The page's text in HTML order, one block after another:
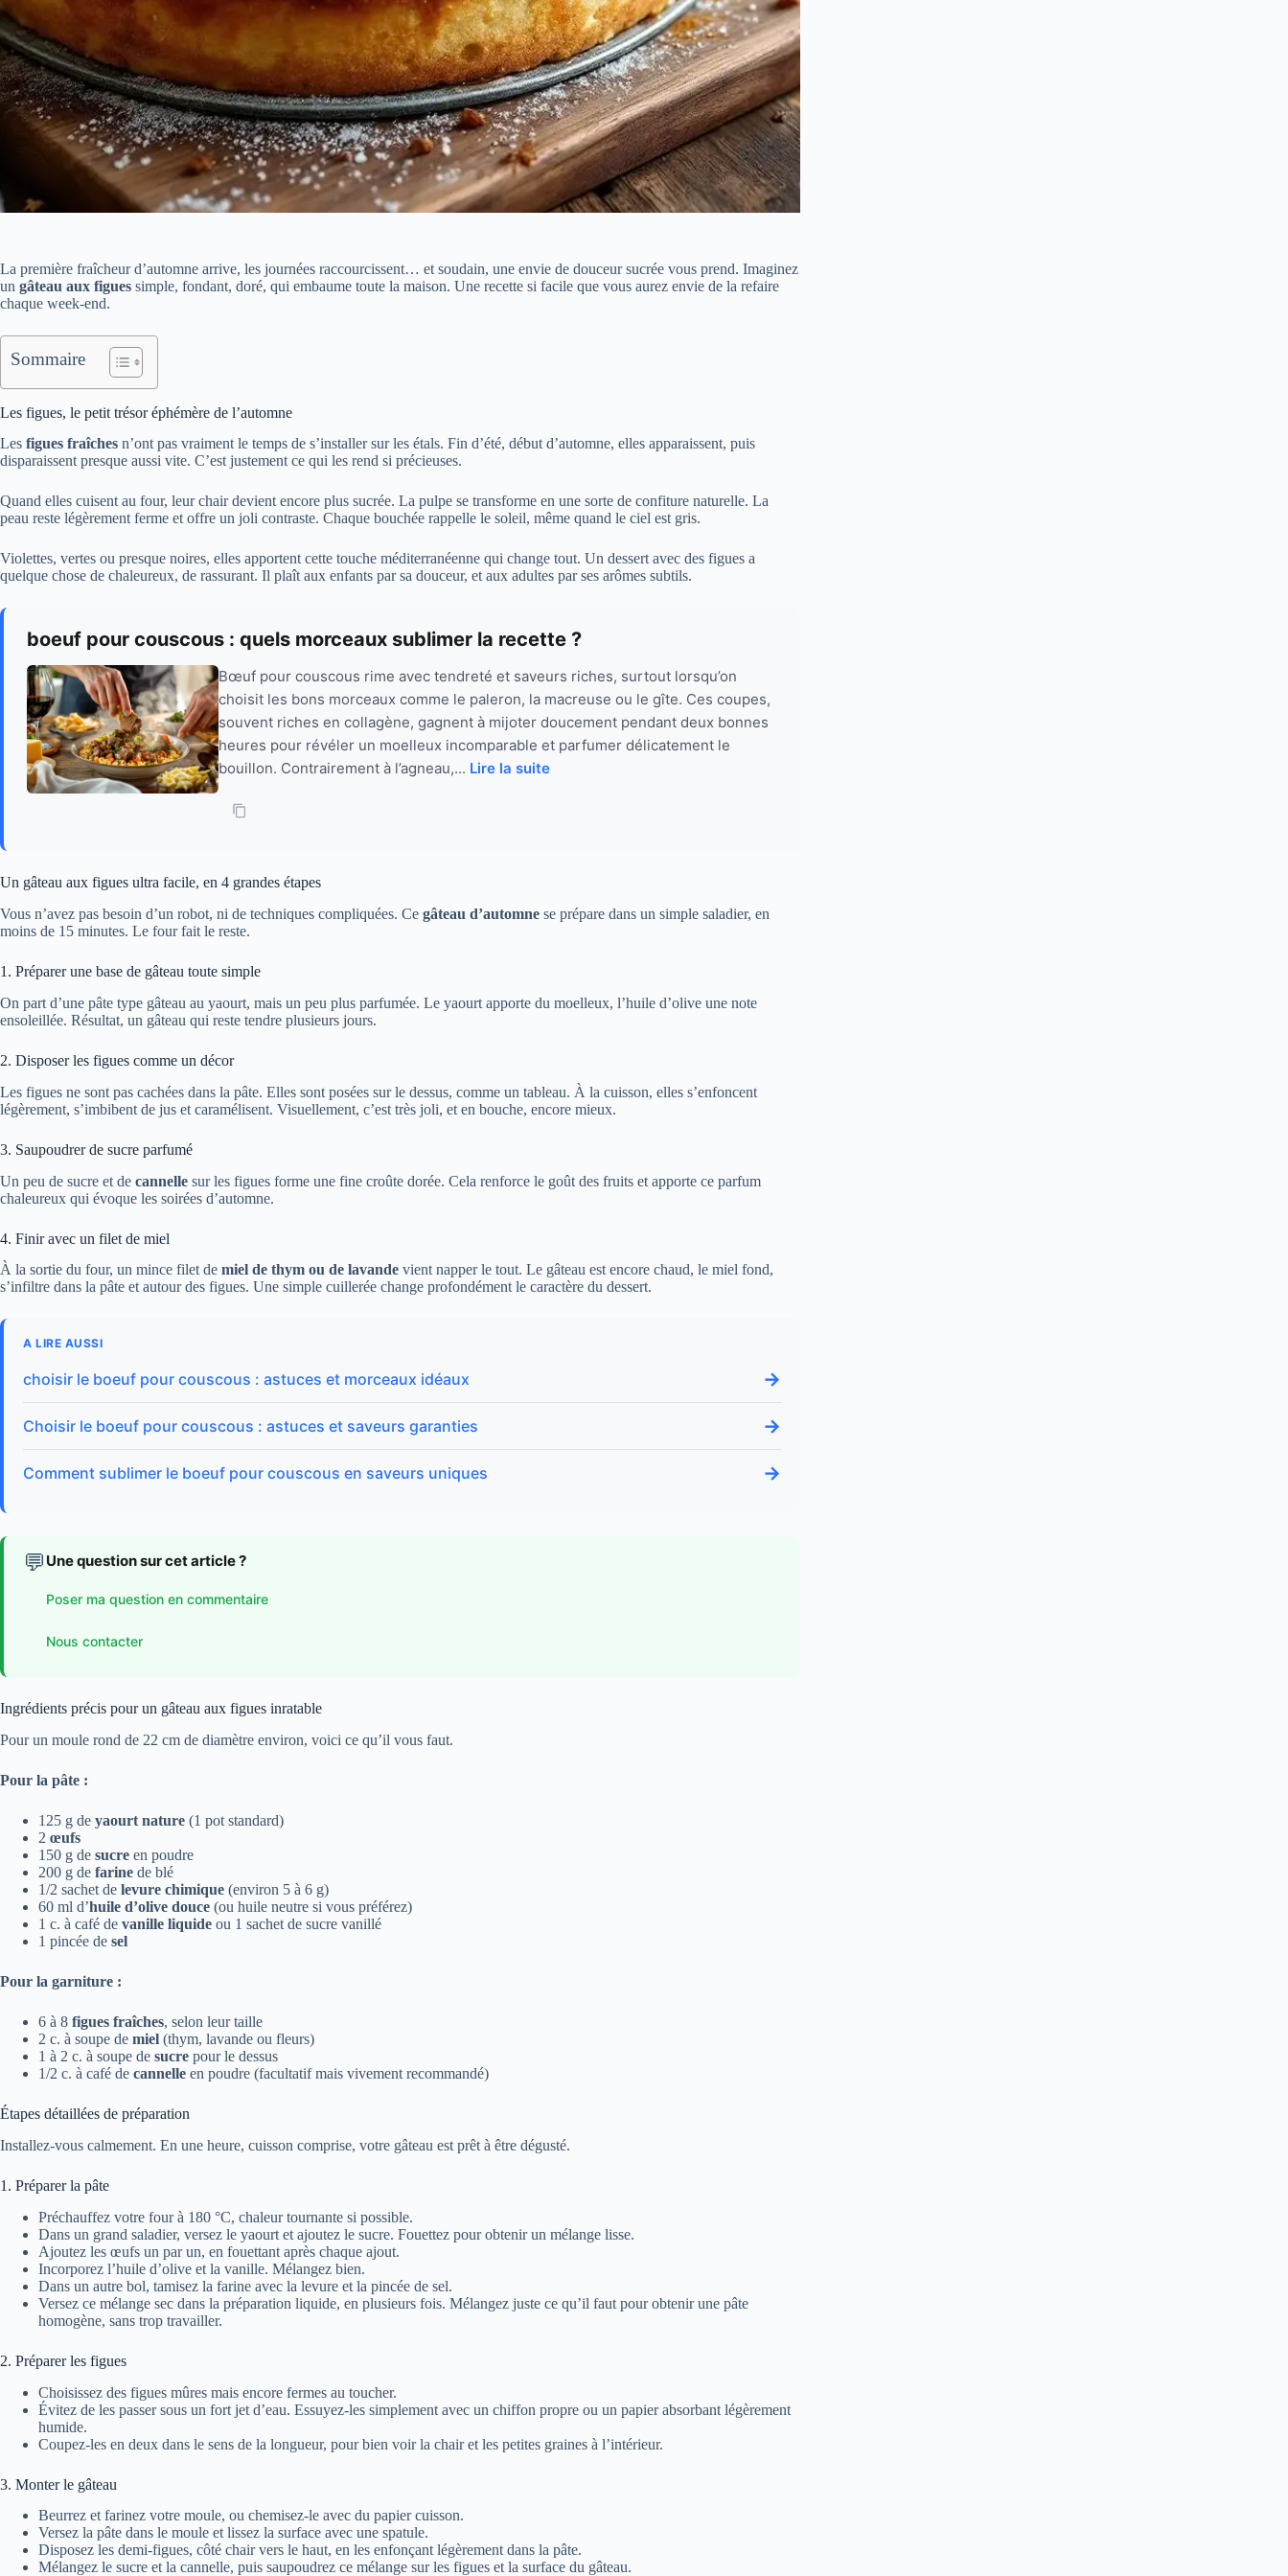
La première fraîcheur d’automne arrive, les journées raccourcissent… et soudain, une envie de douceur sucrée vous prend. Imaginez
un gâteau aux figues simple, fondant, doré, qui embaume toute la maison. Une recette si facile que vous aurez envie de la refaire
chaque week-end.
Sommaire
Les figues, le petit trésor éphémère de l’automne
Les figues fraîches n’ont pas vraiment le temps de s’installer sur les étals. Fin d’été, début d’automne, elles apparaissent, puis
disparaissent presque aussi vite. C’est justement ce qui les rend si précieuses.
Quand elles cuisent au four, leur chair devient encore plus sucrée. La pulpe se transforme en une sorte de confiture naturelle. La
peau reste légèrement ferme et offre un joli contraste. Chaque bouchée rappelle le soleil, même quand le ciel est gris.
Violettes, vertes ou presque noires, elles apportent cette touche méditerranéenne qui change tout. Un dessert avec des figues a
quelque chose de chaleureux, de rassurant. Il plaît aux enfants par sa douceur, et aux adultes par ses arômes subtils.
boeuf pour couscous : quels morceaux sublimer la recette ?
Bœuf pour couscous rime avec tendreté et saveurs riches, surtout lorsqu’on
choisit les bons morceaux comme le paleron, la macreuse ou le gîte. Ces coupes,
souvent riches en collagène, gagnent à mijoter doucement pendant deux bonnes
heures pour révéler un moelleux incomparable et parfumer délicatement le
bouillon. Contrairement à l’agneau,... Lire la suite
Un gâteau aux figues ultra facile, en 4 grandes étapes
Vous n’avez pas besoin d’un robot, ni de techniques compliquées. Ce gâteau d’automne se prépare dans un simple saladier, en
moins de 15 minutes. Le four fait le reste.
1. Préparer une base de gâteau toute simple
On part d’une pâte type gâteau au yaourt, mais un peu plus parfumée. Le yaourt apporte du moelleux, l’huile d’olive une note
ensoleillée. Résultat, un gâteau qui reste tendre plusieurs jours.
2. Disposer les figues comme un décor
Les figues ne sont pas cachées dans la pâte. Elles sont posées sur le dessus, comme un tableau. À la cuisson, elles s’enfoncent
légèrement, s’imbibent de jus et caramélisent. Visuellement, c’est très joli, et en bouche, encore mieux.
3. Saupoudrer de sucre parfumé
Un peu de sucre et de cannelle sur les figues forme une fine croûte dorée. Cela renforce le goût des fruits et apporte ce parfum
chaleureux qui évoque les soirées d’automne.
4. Finir avec un filet de miel
À la sortie du four, un mince filet de miel de thym ou de lavande vient napper le tout. Le gâteau est encore chaud, le miel fond,
s’infiltre dans la pâte et autour des figues. Une simple cuillerée change profondément le caractère du dessert.
A LIRE AUSSI
choisir le boeuf pour couscous : astuces et morceaux idéaux →
Choisir le boeuf pour couscous : astuces et saveurs garanties →
Comment sublimer le boeuf pour couscous en saveurs uniques →
💬 Une question sur cet article ?
Poser ma question en commentaire
Nous contacter
Ingrédients précis pour un gâteau aux figues inratable
Pour un moule rond de 22 cm de diamètre environ, voici ce qu’il vous faut.
Pour la pâte :
125 g de yaourt nature (1 pot standard)
2 œufs
150 g de sucre en poudre
200 g de farine de blé
1/2 sachet de levure chimique (environ 5 à 6 g)
60 ml d’huile d’olive douce (ou huile neutre si vous préférez)
1 c. à café de vanille liquide ou 1 sachet de sucre vanillé
1 pincée de sel
Pour la garniture :
6 à 8 figues fraîches, selon leur taille
2 c. à soupe de miel (thym, lavande ou fleurs)
1 à 2 c. à soupe de sucre pour le dessus
1/2 c. à café de cannelle en poudre (facultatif mais vivement recommandé)
Étapes détaillées de préparation
Installez-vous calmement. En une heure, cuisson comprise, votre gâteau est prêt à être dégusté.
1. Préparer la pâte
Préchauffez votre four à 180 °C, chaleur tournante si possible.
Dans un grand saladier, versez le yaourt et ajoutez le sucre. Fouettez pour obtenir un mélange lisse.
Ajoutez les œufs un par un, en fouettant après chaque ajout.
Incorporez l’huile d’olive et la vanille. Mélangez bien.
Dans un autre bol, tamisez la farine avec la levure et la pincée de sel.
Versez ce mélange sec dans la préparation liquide, en plusieurs fois. Mélangez juste ce qu’il faut pour obtenir une pâte
homogène, sans trop travailler.
2. Préparer les figues
Choisissez des figues mûres mais encore fermes au toucher.
Évitez de les passer sous un fort jet d’eau. Essuyez-les simplement avec un chiffon propre ou un papier absorbant légèrement
humide.
Coupez-les en deux dans le sens de la longueur, pour bien voir la chair et les petites graines à l’intérieur.
3. Monter le gâteau
Beurrez et farinez votre moule, ou chemisez-le avec du papier cuisson.
Versez la pâte dans le moule et lissez la surface avec une spatule.
Disposez les demi-figues, côté chair vers le haut, en les enfonçant légèrement dans la pâte.
Mélangez le sucre et la cannelle, puis saupoudrez ce mélange sur les figues et la surface du gâteau.